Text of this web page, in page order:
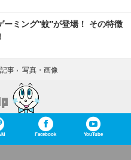
ーミング“蚊”が登場！ その特徴
記事 › 写真・画像
Facebook YouTube